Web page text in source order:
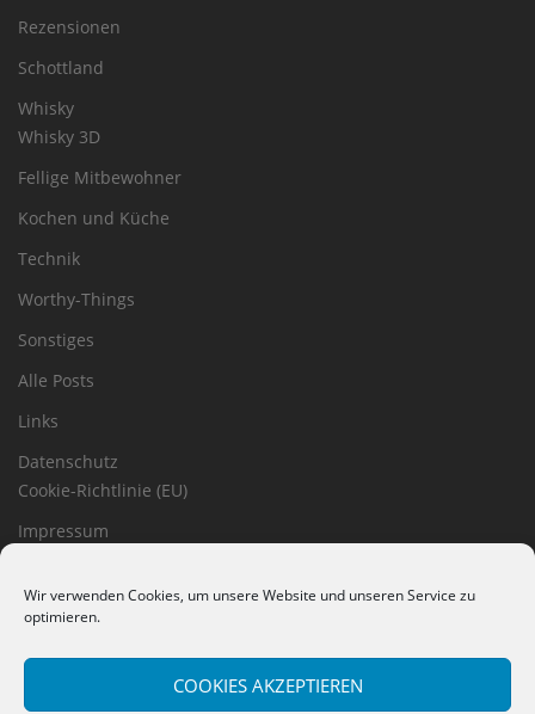
Wir verwenden Cookies, um unsere Website und unseren Service zu
optimieren.
COOKIES AKZEPTIEREN
Rezensionen
Schottland
Whisky
Whisky 3D
Fellige Mitbewohner
Kochen und Küche
Technik
Worthy-Things
Sonstiges
Alle Posts
Links
Datenschutz
Cookie-Richtlinie (EU)
Impressum